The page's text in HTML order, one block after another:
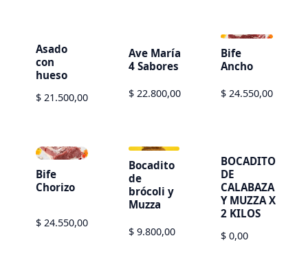
Asado
con
hueso
$ 21.500,00
Ave María
4 Sabores
$ 22.800,00
Bife
Ancho
$ 24.550,00
Bife
Chorizo
$ 24.550,00
Bocadito
de
brócoli y
Muzza
$ 9.800,00
BOCADITO
DE
CALABAZA
Y MUZZA X
2 KILOS
$ 0,00